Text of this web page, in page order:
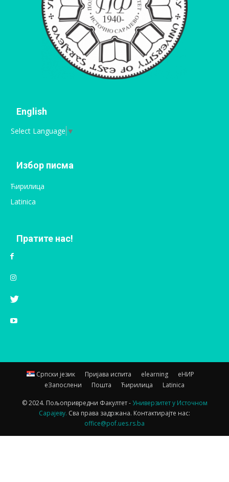
English
Select Language ▼
Избор писма
Ћирилица
Latinica
Пратите нас!
Српски језик Пријава испита elearning
еНИР
еЗапослени
Пошта Ћирилица Latinica
© 2024. Пољопривредни Факултет -Универзитет у Источном
Сарајеву. Сва права задржана. Контактирајте нас:
office@pof.ues.rs.ba